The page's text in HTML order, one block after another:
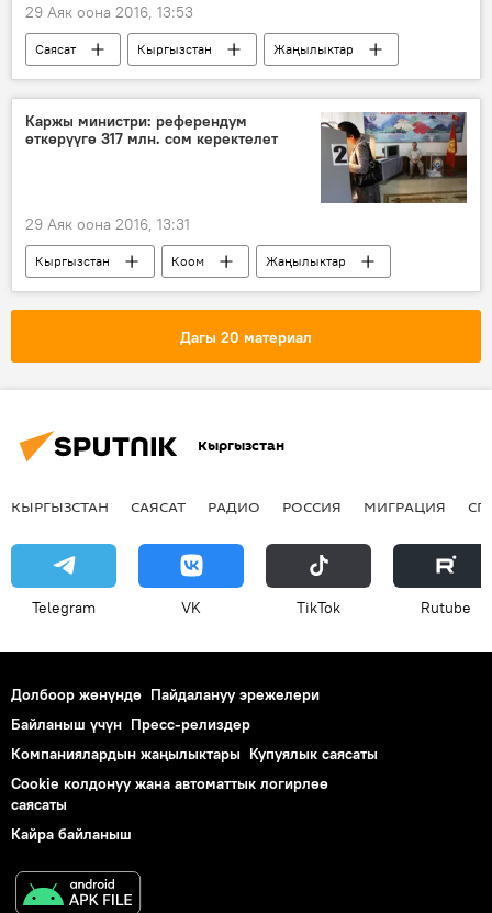
29 Аяк оона 2016, 13:53
Саясат Кыргызстан
Жаңылыктар
Жогорку Кеңеш
конституция
талкуу
Референдум жолу менен Конституцияга өзгөртүүлөрдү киргизүү
Каржы министри: референдум
өткөрүүгө 317 млн. сом керектелет
29 Аяк оона 2016, 13:31
Кыргызстан Коом
Жаңылыктар
Экономика
шайлоо
референдум
Референдум жолу менен Конституцияга өзгөртүүлөрдү киргизүү
Дагы 20 материал
Кыргызстан
КЫРГЫЗСТАН САЯСАТ РАДИО РОССИЯ МИГРАЦИЯ
Telegram VK ТikТоk Rutube
Долбоор жөнүндө Пайдалануу эрежелери
Байланыш үчүн Пресс-релиздер
Компаниялардын жаңылыктары Купуялык саясаты
Cookie колдонуу жана автоматтык логирлөө
саясаты
Кайра байланыш